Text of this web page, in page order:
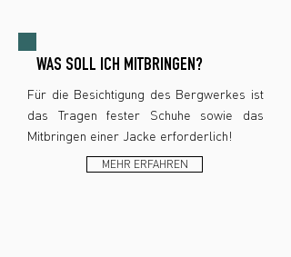
WAS SOLL ICH MITBRINGEN?
Für die Besichtigung des Bergwerkes ist
das Tragen fester Schuhe sowie das
Mitbringen einer Jacke erforderlich!
MEHR ERFAHREN